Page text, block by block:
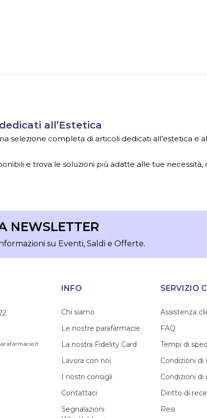
all’Estetica
selezione completa di articoli dedicati all’estetica
e trova le soluzioni più adatte alle tue necessità,
NEWSLETTER
su Eventi, Saldi e Offerte.
INFO
Chi siamo
Le nostre parafarmacie
La nostra Fidelity Card
Lavora con noi
I nostri consigli
Contattaci
Segnalazioni
SERVIZIO
Assistenza
FAQ
Tempi di
Condizioni di
Condizioni di
Diritto di
Resi